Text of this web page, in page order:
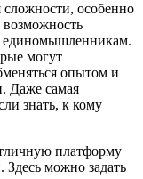
особенно
единомышленникам.
могут
опытом и
Даже самая
знать, к кому
платформу
можно задать